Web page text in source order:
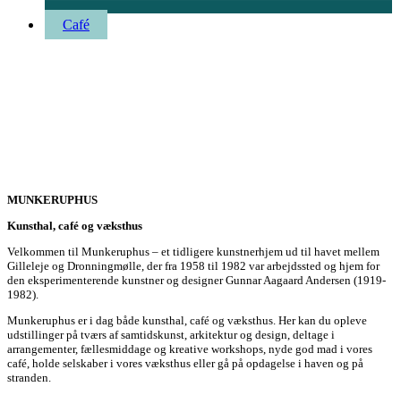
Café
MUNKERUPHUS
Kunsthal, café og væksthus
Velkommen til Munkeruphus – et tidligere kunstnerhjem ud til havet mellem
Gilleleje og Dronningmølle, der fra 1958 til 1982 var arbejdssted og hjem for
den eksperimenterende kunstner og designer Gunnar Aagaard Andersen (1919-
1982).
Munkeruphus er i dag både kunsthal, café og væksthus. Her kan du opleve
udstillinger på tværs af samtidskunst, arkitektur og design, deltage i
arrangementer, fællesmiddage og kreative workshops, nyde god mad i vores
café, holde selskaber i vores væksthus eller gå på opdagelse i haven og på
stranden.